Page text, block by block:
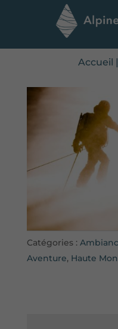
Accueil
Catégories :
Aventure, Haute